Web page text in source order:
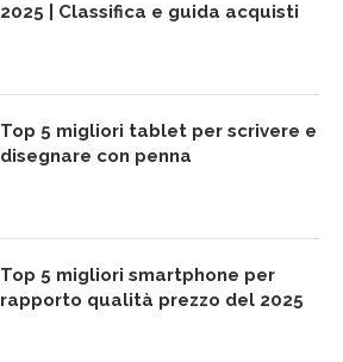
2025 | Classifica e guida acquisti
Top 5 migliori tablet per scrivere e
disegnare con penna
Top 5 migliori smartphone per
rapporto qualità prezzo del 2025